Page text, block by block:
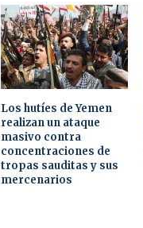
Los hutíes de Yemen
realizan un ataque
masivo contra
concentraciones de
tropas sauditas y sus
mercenarios